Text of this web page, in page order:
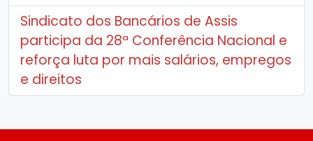
Sindicato dos Bancários de Assis
participa da 28ª Conferência Nacional e
reforça luta por mais salários, empregos
e direitos